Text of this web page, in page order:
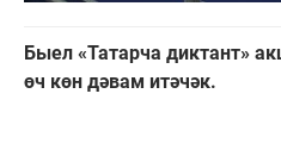
Быел «Татарча диктант»
өч көн дәвам итәчәк.